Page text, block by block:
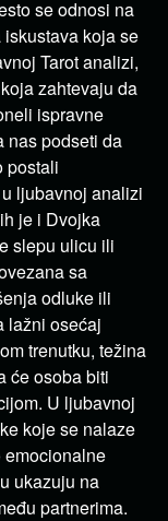
se odnosi na
koja se
Tarot analizi,
zahtevaju da
ispravne
nas podseti da
postali
ljubavnoj analizi
je i Dvojka
slepu ulicu ili
sa
odluke ili
lažni osećaj
trenutku, težina
će osoba biti
U ljubavnoj
koje se nalaze
emocionalne
ukazuju na
partnerima.